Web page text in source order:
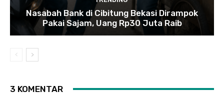
Nasabah Bank di Cibitung Bekasi Dirampok
Pakai Sajam, Uang Rp30 Juta Raib
3 KOMENTAR